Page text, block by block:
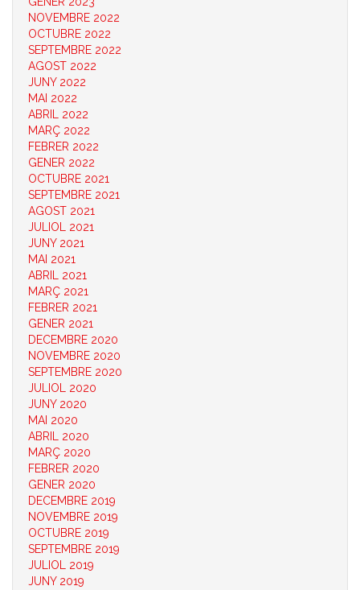
NOVEMBRE 2022
OCTUBRE 2022
SEPTEMBRE 2022
AGOST 2022
JUNY 2022
MAI 2022
ABRIL 2022
MARÇ 2022
FEBRER 2022
GENER 2022
OCTUBRE 2021
SEPTEMBRE 2021
AGOST 2021
JULIOL 2021
JUNY 2021
MAI 2021
ABRIL 2021
MARÇ 2021
FEBRER 2021
GENER 2021
DECEMBRE 2020
NOVEMBRE 2020
SEPTEMBRE 2020
JULIOL 2020
JUNY 2020
MAI 2020
ABRIL 2020
MARÇ 2020
FEBRER 2020
GENER 2020
DECEMBRE 2019
NOVEMBRE 2019
OCTUBRE 2019
SEPTEMBRE 2019
JULIOL 2019
JUNY 2019